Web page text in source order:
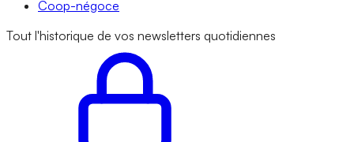
Coop-négoce
Tout l'historique de vos newsletters quotidiennes